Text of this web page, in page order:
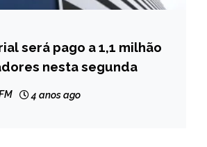
será pago a 1,1 milhão
nesta segunda
4 anos ago